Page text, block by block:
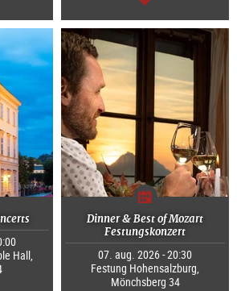
Tovább
Hall,
Dinner & Best of Mozart
Festungskonzert
07. aug. 2026 - 20:30
Festung Hohensalzburg,
Mönchsberg 34